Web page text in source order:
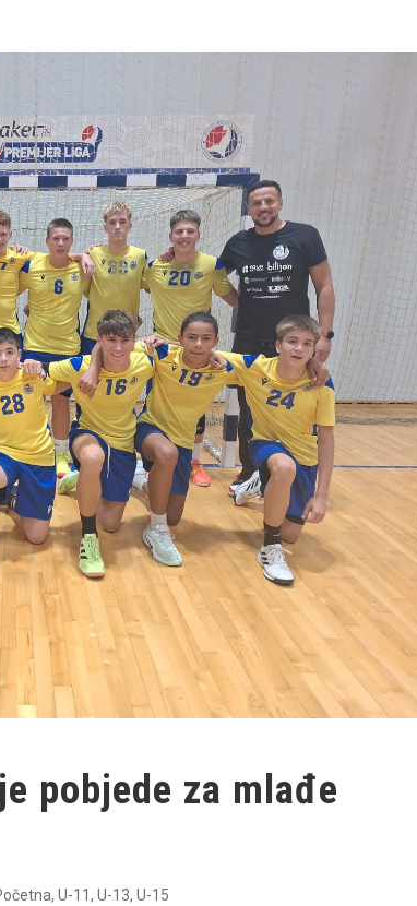
pobjede za mlađe
, U-11 , U-13, U-15